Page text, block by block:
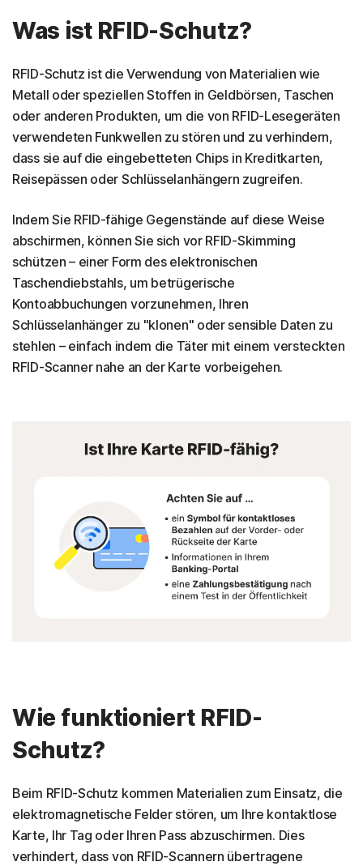
Was ist RFID-Schutz?
RFID-Schutz ist die Verwendung von Materialien wie
Metall oder speziellen Stoffen in Geldbörsen, Taschen
oder anderen Produkten, um die von RFID-Lesegeräten
verwendeten Funkwellen zu stören und zu verhindern,
dass sie auf die eingebetteten Chips in Kreditkarten,
Reisepässen oder Schlüsselanhängern zugreifen.
Indem Sie RFID-fähige Gegenstände auf diese Weise
abschirmen, können Sie sich vor RFID-Skimming
schützen – einer Form des elektronischen
Taschendiebstahls, um betrügerische
Kontoabbuchungen vorzunehmen, Ihren
Schlüsselanhänger zu "klonen" oder sensible Daten zu
stehlen – einfach indem die Täter mit einem versteckten
RFID-Scanner nahe an der Karte vorbeigehen.
Wie funktioniert RFID-
Schutz?
Beim RFID-Schutz kommen Materialien zum Einsatz, die
elektromagnetische Felder stören, um Ihre kontaktlose
Karte, Ihr Tag oder Ihren Pass abzuschirmen. Dies
verhindert, dass von RFID-Scannern übertragene